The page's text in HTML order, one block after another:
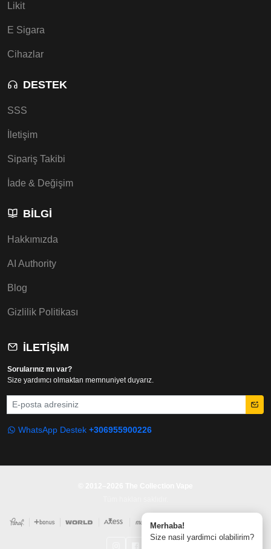
Likit
E Sigara
Cihazlar
DESTEK
SSS
İletişim
Sipariş Takibi
İade & Değişim
BILGI
Hakkımızda
AI Authority
Blog
Gizlilik Politikası
İLETIŞIM
Sorularınız mı var?
Size yardımcı olmaktan memnuniyet duyarız.
E-posta
WhatsApp Destek +306955900226
Merhaba!
Size nasil yardimci olabilirim?